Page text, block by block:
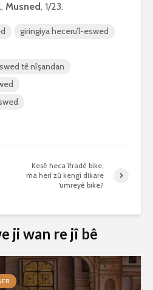
Musned, 1/23.
giringiya heceru’l-eswed
tê nîşandan
Kesê heca îfradê bike,
ma herî zû kengî dikare
‘umreyê bike?
ji wan re jî bê